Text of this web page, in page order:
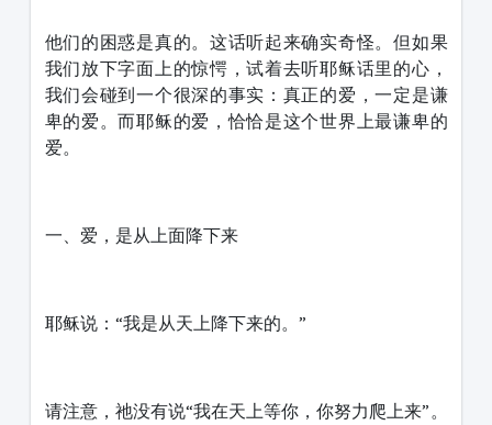
他们的困惑是真的。这话听起来确实奇怪。但如果
我们放下字面上的惊愕，试着去听耶稣话里的心，
我们会碰到一个很深的事实：真正的爱，一定是谦
卑的爱。而耶稣的爱，恰恰是这个世界上最谦卑的
爱。
一、爱，是从上面降下来
耶稣说：“我是从天上降下来的。”
请注意，祂没有说“我在天上等你，你努力爬上来”。